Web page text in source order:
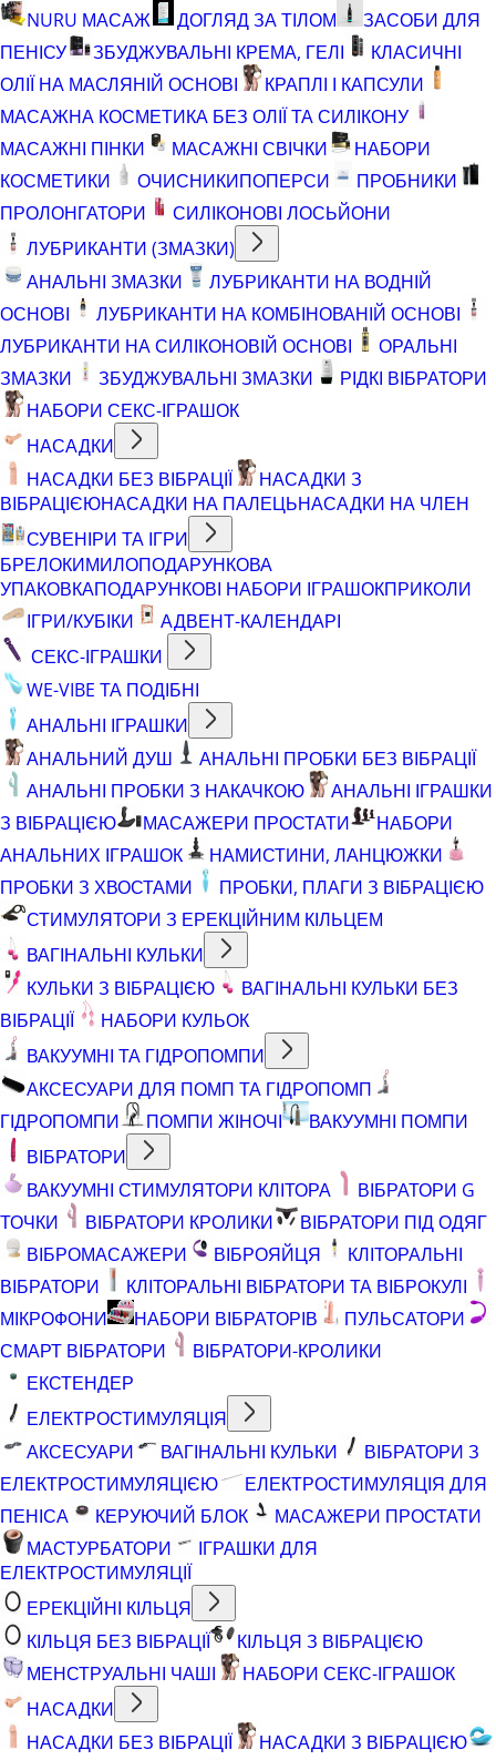
NURU МАСАЖ
ДОГЛЯД ЗА ТІЛОМ
ЗАСОБИ ДЛЯ
ПЕНІСУ
ЗБУДЖУВАЛЬНІ КРЕМА, ГЕЛІ
КЛАСИЧНІ
ОЛІЇ НА МАСЛЯНІЙ ОСНОВІ
КРАПЛІ І КАПСУЛИ
МАСАЖНА КОСМЕТИКА БЕЗ ОЛІЇ ТА СИЛІКОНУ
МАСАЖНІ ПІНКИ
МАСАЖНІ СВІЧКИ
НАБОРИ
КОСМЕТИКИ
ОЧИСНИКИПОПЕРСИ
ПРОБНИКИ
ПРОЛОНГАТОРИ
СИЛІКОНОВІ ЛОСЬЙОНИ
ЛУБРИКАНТИ (ЗМАЗКИ)
АНАЛЬНІ ЗМАЗКИ
ЛУБРИКАНТИ НА ВОДНІЙ
ОСНОВІ
ЛУБРИКАНТИ НА КОМБІНОВАНІЙ ОСНОВІ
ЛУБРИКАНТИ НА СИЛІКОНОВІЙ ОСНОВІ
ОРАЛЬНІ
ЗМАЗКИ
ЗБУДЖУВАЛЬНІ ЗМАЗКИ
РІДКІ ВІБРАТОРИ
НАБОРИ СЕКС-ІГРАШОК
НАСАДКИ
НАСАДКИ БЕЗ ВІБРАЦІЇ
НАСАДКИ З
ВІБРАЦІЄЮНАСАДКИ НА ПАЛЕЦЬНАСАДКИ НА ЧЛЕН
СУВЕНІРИ ТА ІГРИ
БРЕЛОКИМИЛОПОДАРУНКОВА
УПАКОВКАПОДАРУНКОВІ НАБОРИ ІГРАШОКПРИКОЛИ
ІГРИ/КУБІКИ
АДВЕНТ-КАЛЕНДАРІ
СЕКС-ІГРАШКИ
WE-VIBE ТА ПОДІБНІ
АНАЛЬНІ ІГРАШКИ
АНАЛЬНИЙ ДУШ
АНАЛЬНІ ПРОБКИ БЕЗ ВІБРАЦІЇ
АНАЛЬНІ ПРОБКИ З НАКАЧКОЮ
АНАЛЬНІ ІГРАШКИ
З ВІБРАЦІЄЮ
МАСАЖЕРИ ПРОСТАТИ
НАБОРИ
АНАЛЬНИХ ІГРАШОК
НАМИСТИНИ, ЛАНЦЮЖКИ
ПРОБКИ З ХВОСТАМИ
ПРОБКИ, ПЛАГИ З ВІБРАЦІЄЮ
СТИМУЛЯТОРИ З ЕРЕКЦІЙНИМ КІЛЬЦЕМ
ВАГІНАЛЬНІ КУЛЬКИ
КУЛЬКИ З ВІБРАЦІЄЮ
ВАГІНАЛЬНІ КУЛЬКИ БЕЗ
ВІБРАЦІЇ
НАБОРИ КУЛЬОК
ВАКУУМНІ ТА ГІДРОПОМПИ
АКСЕСУАРИ ДЛЯ ПОМП ТА ГІДРОПОМП
ГІДРОПОМПИ
ПОМПИ ЖІНОЧІ
ВАКУУМНІ ПОМПИ
ВІБРАТОРИ
ВАКУУМНІ СТИМУЛЯТОРИ КЛІТОРА
ВІБРАТОРИ G
ТОЧКИ
ВІБРАТОРИ КРОЛИКИ
ВІБРАТОРИ ПІД ОДЯГ
ВІБРОМАСАЖЕРИ
ВІБРОЯЙЦЯ
КЛІТОРАЛЬНІ
ВІБРАТОРИ
КЛІТОРАЛЬНІ ВІБРАТОРИ ТА ВІБРОКУЛІ
МІКРОФОНИ
НАБОРИ ВІБРАТОРІВ
ПУЛЬСАТОРИ
СМАРТ ВІБРАТОРИ
ВІБРАТОРИ-КРОЛИКИ
ЕКСТЕНДЕР
ЕЛЕКТРОСТИМУЛЯЦІЯ
АКСЕСУАРИ
ВАГІНАЛЬНІ КУЛЬКИ
ВІБРАТОРИ З
ЕЛЕКТРОСТИМУЛЯЦІЄЮ
ЕЛЕКТРОСТИМУЛЯЦІЯ ДЛЯ
ПЕНІСА
КЕРУЮЧИЙ БЛОК
МАСАЖЕРИ ПРОСТАТИ
МАСТУРБАТОРИ
ІГРАШКИ ДЛЯ
ЕЛЕКТРОСТИМУЛЯЦІЇ
ЕРЕКЦІЙНІ КІЛЬЦЯ
КІЛЬЦЯ БЕЗ ВІБРАЦІЇ
КІЛЬЦЯ З ВІБРАЦІЄЮ
МЕНСТРУАЛЬНІ ЧАШІ
НАБОРИ СЕКС-ІГРАШОК
НАСАДКИ
НАСАДКИ БЕЗ ВІБРАЦІЇ
НАСАДКИ З ВІБРАЦІЄЮ